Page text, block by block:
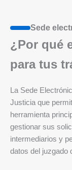
Sede
¿Por qué
para tus
La Sede
Justicia que
herramienta
gestionar sus
intermediarios y
datos del juzgado